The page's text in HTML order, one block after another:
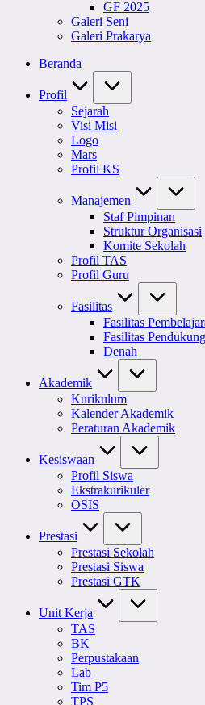
GF 2025
Galeri Seni
Galeri Prakarya
Beranda
Profil
Sejarah
Visi Misi
Logo
Mars
Profil KS
Manajemen
Staf Pimpinan
Struktur Organisasi
Komite Sekolah
Profil TAS
Profil Guru
Fasilitas
Fasilitas
Fasilitas Pendukung
Denah
Akademik
Kurikulum
Kalender Akademik
Peraturan Akademik
Kesiswaan
Profil Siswa
Ekstrakurikuler
OSIS
Prestasi
Prestasi Sekolah
Prestasi Siswa
Prestasi GTK
Unit Kerja
TAS
BK
Perpustakaan
Lab
Tim P5
TPS